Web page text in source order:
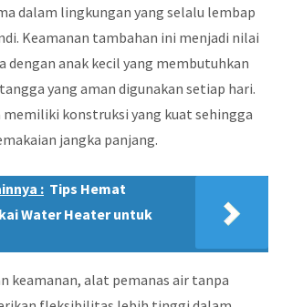
dalam lingkungan yang selalu lembap
Keamanan tambahan ini menjadi nilai
dengan anak kecil yang membutuhkan
yang aman digunakan setiap hari.
konstruksi yang kuat sehingga
jangka panjang.
: Tips Hemat
Water Heater untuk
keamanan, alat pemanas air tanpa